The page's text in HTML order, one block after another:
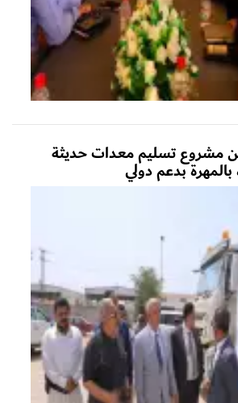
مشروع تسليم معدات حديثة
بدعم دولي